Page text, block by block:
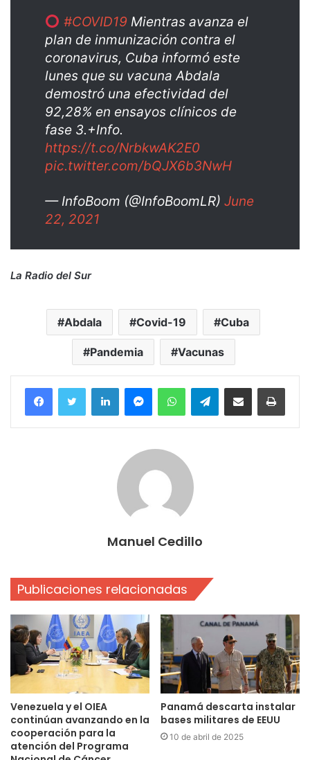
#COVID19Mientras avanza el
plan de inmunización contra el
coronavirus, Cuba informó este
lunes que su vacuna Abdala
demostró una efectividad del
92,28% en ensayos clínicos de
fase 3.+Info.
https://t.co/NrbkwAK2E0
pic.twitter.com/bQJX6b3NwH
— InfoBoom (@InfoBoomLR) June
22, 2021
La Radio del Sur
Abdala Covid-19 Cuba
Pandemia Vacunas
FacebookTwitter LinkedInMessengerWhatsAppTelegramCompartir por correo electrónico
Manuel Cedillo
Publicaciones relacionadas
Venezuela y el OIEA
continúan avanzando en la
cooperación para la
atención del Programa
Panamá descarta instalar
bases militares de EEUU
10 de abril de 2025